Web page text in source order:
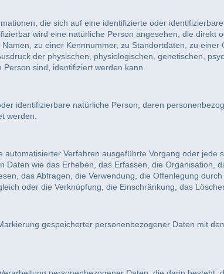
die sich auf eine identifizierte oder
wird eine natürliche Person angesehen, die direkt
zu einer Kennnummer, zu Standortdaten, zu
der physischen, physiologischen, genetischen,
sind, identifiziert werden kann.
identifizierbare natürliche Person, deren
werden.
automatisierter Verfahren ausgeführte Vorgang oder jede
Daten wie das Erheben, das Erfassen, die Organisation,
das Abfragen, die Verwendung, die Offenlegung
oder die Verknüpfung, die Einschränkung, das
gespeicherter personenbezogener Daten mit